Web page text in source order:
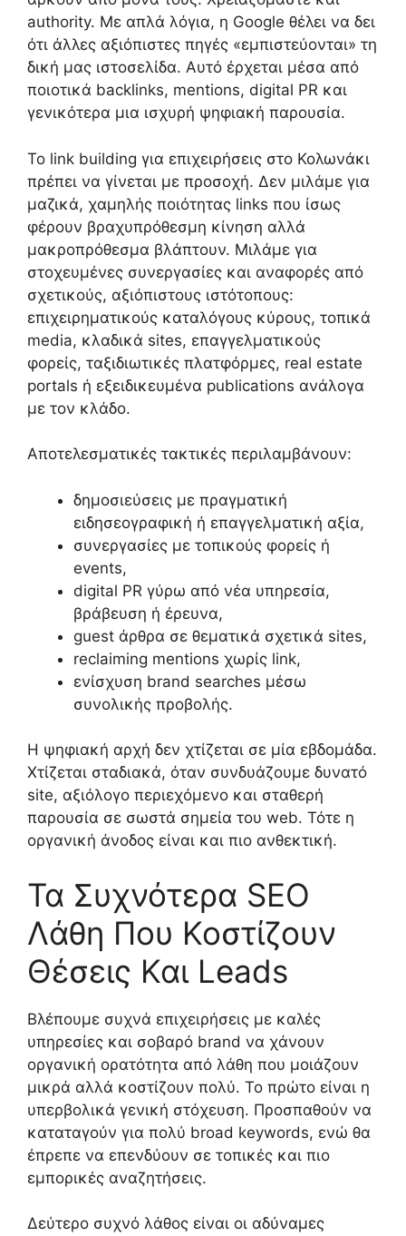
authority. Με απλά λόγια, η Google θέλει να δει
ότι άλλες αξιόπιστες πηγές «εμπιστεύονται» τη
δική μας ιστοσελίδα. Αυτό έρχεται μέσα από
ποιοτικά backlinks, mentions, digital PR και
γενικότερα μια ισχυρή ψηφιακή παρουσία.
Το link building για επιχειρήσεις στο Κολωνάκι
πρέπει να γίνεται με προσοχή. Δεν μιλάμε για
μαζικά, χαμηλής ποιότητας links που ίσως
φέρουν βραχυπρόθεσμη κίνηση αλλά
μακροπρόθεσμα βλάπτουν. Μιλάμε για
στοχευμένες συνεργασίες και αναφορές από
σχετικούς, αξιόπιστους ιστότοπους:
επιχειρηματικούς καταλόγους κύρους, τοπικά
media, κλαδικά sites, επαγγελματικούς
φορείς, ταξιδιωτικές πλατφόρμες, real estate
portals ή εξειδικευμένα publications ανάλογα
με τον κλάδο.
Αποτελεσματικές τακτικές περιλαμβάνουν:
δημοσιεύσεις με πραγματική
ειδησεογραφική ή επαγγελματική αξία,
συνεργασίες με τοπικούς φορείς ή
events,
digital PR γύρω από νέα υπηρεσία,
βράβευση ή έρευνα,
guest άρθρα σε θεματικά σχετικά sites,
reclaiming mentions χωρίς link,
ενίσχυση brand searches μέσω
συνολικής προβολής.
Η ψηφιακή αρχή δεν χτίζεται σε μία εβδομάδα.
Χτίζεται σταδιακά, όταν συνδυάζουμε δυνατό
site, αξιόλογο περιεχόμενο και σταθερή
παρουσία σε σωστά σημεία του web. Τότε η
οργανική άνοδος είναι και πιο ανθεκτική.
Τα Συχνότερα SEO
Λάθη Που Κοστίζουν
Θέσεις Και Leads
Βλέπουμε συχνά επιχειρήσεις με καλές
υπηρεσίες και σοβαρό brand να χάνουν
οργανική ορατότητα από λάθη που μοιάζουν
μικρά αλλά κοστίζουν πολύ. Το πρώτο είναι η
υπερβολικά γενική στόχευση. Προσπαθούν να
καταταγούν για πολύ broad keywords, ενώ θα
έπρεπε να επενδύουν σε τοπικές και πιο
εμπορικές αναζητήσεις.
Δεύτερο συχνό λάθος είναι οι αδύναμες